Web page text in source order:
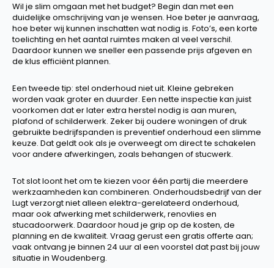
Wil je slim omgaan met het budget? Begin dan met een
duidelijke omschrijving van je wensen. Hoe beter je aanvraag,
hoe beter wij kunnen inschatten wat nodig is. Foto’s, een korte
toelichting en het aantal ruimtes maken al veel verschil.
Daardoor kunnen we sneller een passende prijs afgeven en
de klus efficiënt plannen.
Een tweede tip: stel onderhoud niet uit. Kleine gebreken
worden vaak groter en duurder. Een nette inspectie kan juist
voorkomen dat er later extra herstel nodig is aan muren,
plafond of schilderwerk. Zeker bij oudere woningen of druk
gebruikte bedrijfspanden is preventief onderhoud een slimme
keuze. Dat geldt ook als je overweegt om direct te schakelen
voor andere afwerkingen, zoals behangen of stucwerk.
Tot slot loont het om te kiezen voor één partij die meerdere
werkzaamheden kan combineren. Onderhoudsbedrijf van der
Lugt verzorgt niet alleen elektra-gerelateerd onderhoud,
maar ook afwerking met schilderwerk, renovlies en
stucadoorwerk. Daardoor houd je grip op de kosten, de
planning en de kwaliteit. Vraag gerust een gratis offerte aan;
vaak ontvang je binnen 24 uur al een voorstel dat past bij jouw
situatie in Woudenberg.